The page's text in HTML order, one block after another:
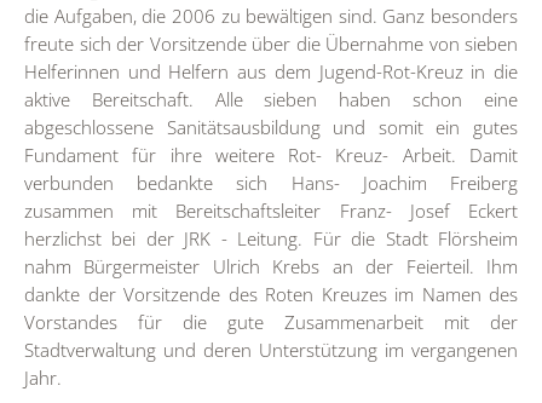
die Aufgaben, die 2006 zu bewältigen sind. Ganz besonders
freute sich der Vorsitzende über die Übernahme von sieben
Helferinnen und Helfern aus dem Jugend-Rot-Kreuz in die
aktive Bereitschaft. Alle sieben haben schon eine
abgeschlossene Sanitätsausbildung und somit ein gutes
Fundament für ihre weitere Rot- Kreuz- Arbeit. Damit
verbunden bedankte sich Hans- Joachim Freiberg
zusammen mit Bereitschaftsleiter Franz- Josef Eckert
herzlichst bei der JRK - Leitung. Für die Stadt Flörsheim
nahm Bürgermeister Ulrich Krebs an der Feierteil. Ihm
dankte der Vorsitzende des Roten Kreuzes im Namen des
Vorstandes für die gute Zusammenarbeit mit der
Stadtverwaltung und deren Unterstützung im vergangenen
Jahr.